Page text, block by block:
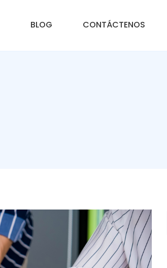
BLOG CONTÁCTENOS